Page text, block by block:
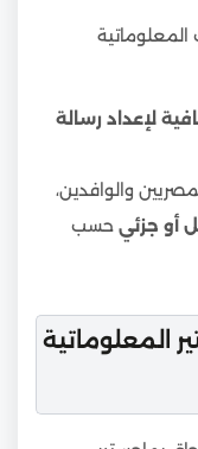
لإعداد رسالة
والوافدين،
أو جزئي حسب
المعلوماتية